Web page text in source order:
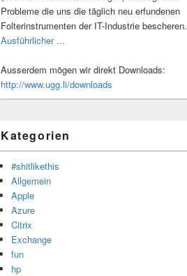
Probleme die uns die täglich neu erfundenen
Folterinstrumenten der IT-Industrie bescheren.
Ausführlicher ...
Ausserdem mögen wir direkt Downloads:
http://www.ugg.li/downloads
Kategorien
#shitlikethis
Allgemein
Apple
Azure
Citrix
Exchange
fun
hp